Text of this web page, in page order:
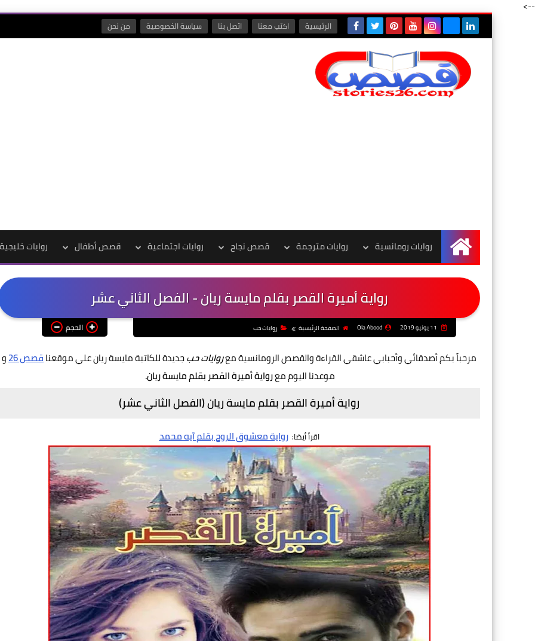
-->
الرئيسية اكتب معنا اتصل بنا سياسة الخصوصية من نحن
الرئيسية
روايات رومانسية روايات مترجمة قصص نجاح روايات اجتماعية قصص أطفال روايات خليجية
رواية أميرة القصر بقلم مايسة ريان - الفصل الثاني عشر
Ola Abood الصفحة الرئيسية روايات حب الحجم
مرحباً بكم أصدقائي وأحبابي عاشقي القراءة والقصص الرومانسية معروايات حبجديدة للكاتبة مايسة ريان علي موقعناقصص 26 و
موعدنا اليوم معرواية أميرة القصر بقلم مايسة ريان.
رواية أميرة القصر بقلم مايسة ريان (الفصل الثاني عشر)
اقرأ أيضا: رواية معشوق الروح بقلم آيه محمد